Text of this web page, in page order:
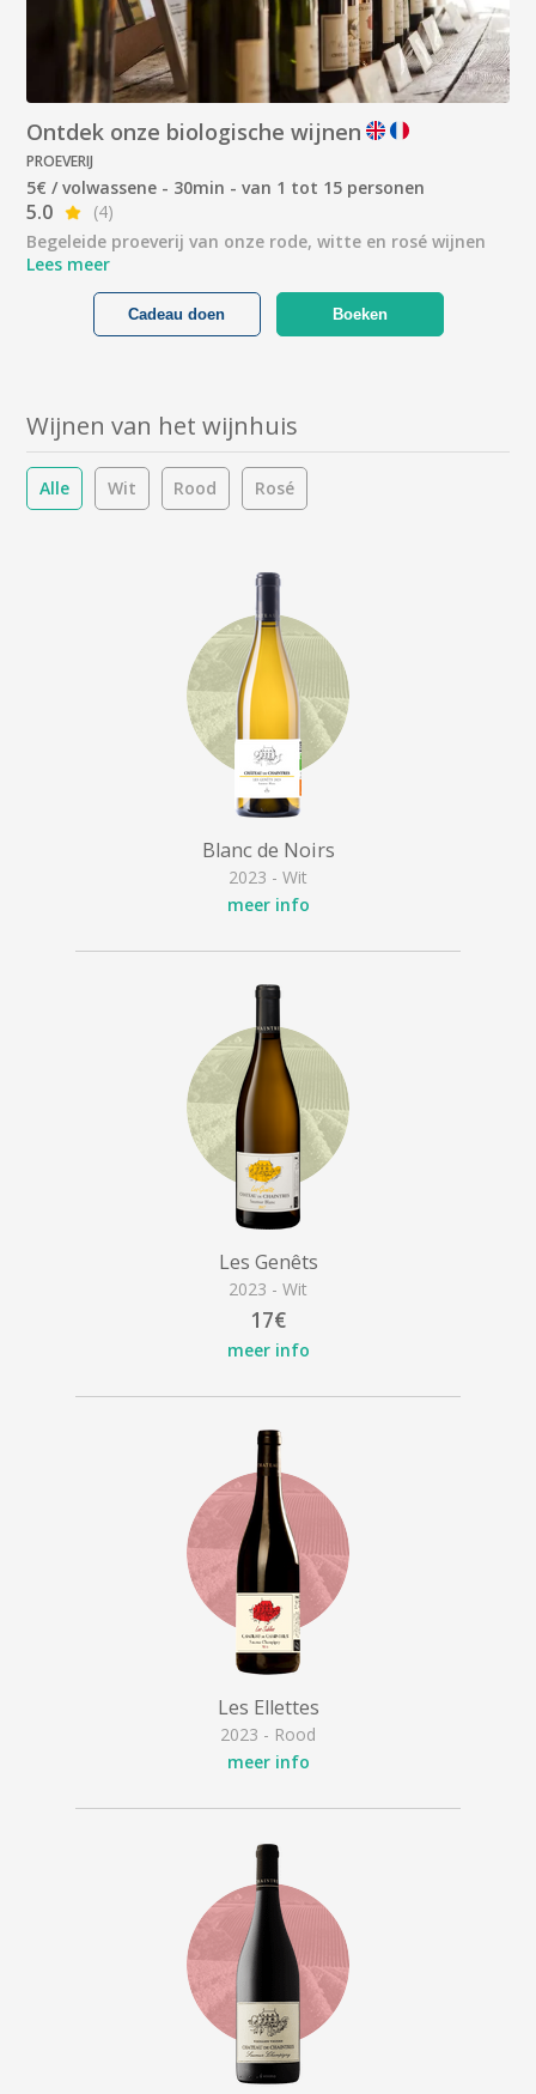
Ontdek onze biologische wijnen
PROEVERIJ
5€ / volwassene - 30min - van 1 tot 15 personen
5.0
(4)
Begeleide proeverij van onze rode, witte en rosé wijnen
Lees meer
Boeken
Cadeau doen
Wijnen van het wijnhuis
Alle Wit Rood Rosé
Blanc de Noirs
2023 - Wit
meer info
Les Genêts
2023 - Wit
17€
meer info
Les Ellettes
2023 - Rood
meer info